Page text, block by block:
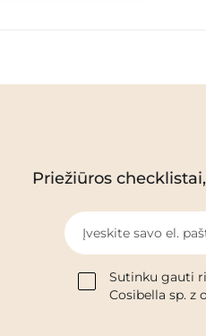
Priežiūros
Įveskite savo el.
Sutinku gauti
Cosibella sp. z